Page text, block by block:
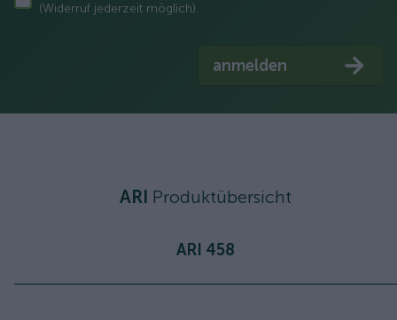
(Widerruf jederzeit möglich).
anmelden
ARI Produktübersicht
ARI 458